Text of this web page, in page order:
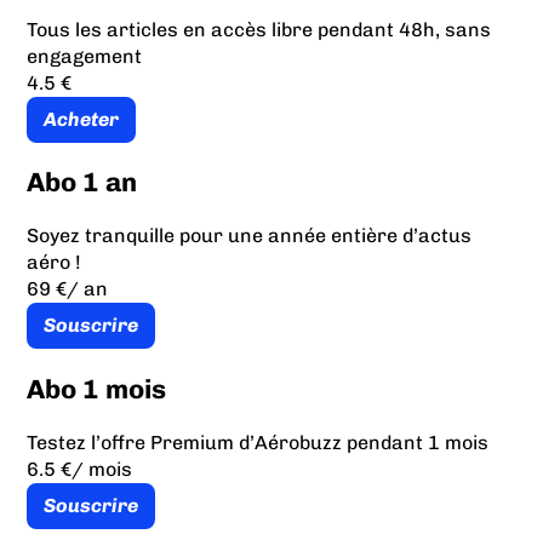
Tous les articles en accès libre pendant 48h, sans
engagement
4.5 €
Acheter
Abo 1 an
Soyez tranquille pour une année entière d’actus
aéro !
69 €/ an
Souscrire
Abo 1 mois
Testez l’offre Premium d’Aérobuzz pendant 1 mois
6.5 €/ mois
Souscrire